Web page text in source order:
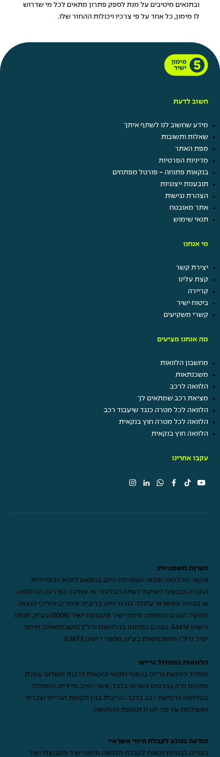
ובתנאים מיטיבים על מנת לספק פתרון מתאים לכל מי שדרוש
לו מימון, כל אחד על פי צרכיו ויכולות ההחזר שלו.
חשוב לדעת
מידע שחשוב לנו לשתף איתך
שאלות ותשובות
מפת האתר
מדיניות הפרטיות
בנקאות פתוחה - פורטל מפתחים
תובענות ייצוגיות
הצהרת נגישות
אתר מאובטח
תנאי שימוש
מי אנחנו
יצירת קשר
קצת עלינו
קריירה
ביטוח ישיר
קשרי משקיעים
מה אנחנו מציעים
מחשבון הלוואות
משכנתאות
הלוואה לרכב
מציאת רכב שמתאים לך
הלוואה לכל מטרה כנגד שיעבוד רכב
הלוואה לכל מטרה חוץ בנקאית
הלוואה חוץ בנקאית
עקבו אחרינו
הערות משפטיות:
אישור ההלוואה ותנאי העמדתה הינם בהתאם לתנאי ולמדיניות
החברה ובכפוף לשיקול דעתה הבלעדי. אי עמידה בפירעון ההלוואה
או בהחזר האשראי עלולה לגרור חיוב בריבית פיגורים והליכי הוצאה
לפועל. הגורם המממן: מימון ישיר מקבוצת ישיר (2006) בע"מ, מספר
רישיון 54414. הגורם המממן בהלוואות נדל"ן (משכנתאות): מימון
ישיר נדל"ן ומשכנתאות בע"מ, מספר רישיון 63673.
הלוואות במסלול גרייס:
מסלול הלוואת גרייס בכפוף לתנאי הזכאות לרבות תשלום עמלת
פתיחת תיק בכרטיס אשראי בלבד, אשר יחויב מיידית. המסלול
בהלוואה לרכישת רכב בלבד. הריבית בגין תקופת הגרייס נצברת
ומשולמת על פני יתרת תקופת ההלוואה.
הודעה בנוגע לקבלת חיווי אשראי:
בפנייה לבחינת זכאות לקבלת הלוואה מימון ישיר מקבוצת ישיר